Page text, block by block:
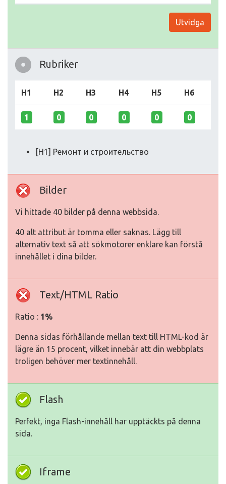
Utvidga
Rubriker
H1 H2 H3 H4 H5 H6
1 0 0 0 0 0
[H1] Ремонт и строительство
Bilder
Vi hittade 40 bilder på denna webbsida.
40 alt attribut är tomma eller saknas. Lägg till
alternativ text så att sökmotorer enklare kan förstå
innehållet i dina bilder.
Text/HTML Ratio
Ratio : 1%
Denna sidas förhållande mellan text till HTML-kod är
lägre än 15 procent, vilket innebär att din webbplats
troligen behöver mer textinnehåll.
Flash
Perfekt, inga Flash-innehåll har upptäckts på denna
sida.
Iframe